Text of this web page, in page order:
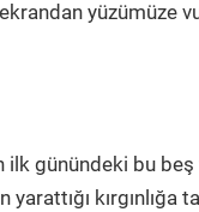
yüzümüze
ilk günündeki bu
yarattığı